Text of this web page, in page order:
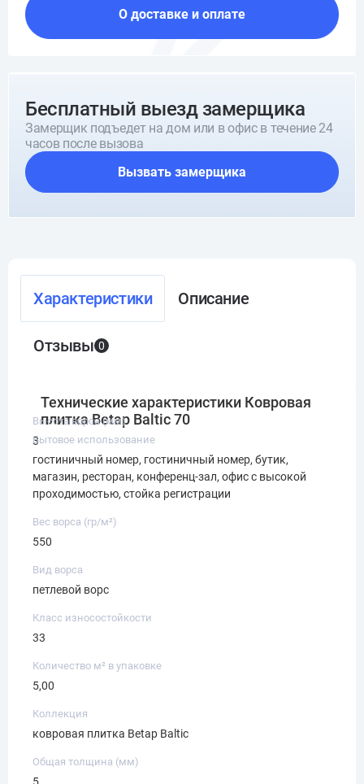
О доставке и оплате
Бесплатный выезд замерщика
Замерщик подъедет на дом или в офис в течение 24
часов после вызова
Вызвать замерщика
Характеристики Описание
Отзывы 0
Технические характеристики Ковровая
плитка Betap Baltic 70
Высота ворса (мм)
3
Бытовое использование
гостиничный номер, гостиничный номер, бутик,
магазин, ресторан, конференц-зал, офис с высокой
проходимостью, стойка регистрации
Вес ворса (гр/м²)
550
Вид ворса
петлевой ворс
Класс износостойкости
33
Количество м² в упаковке
5,00
Коллекция
ковровая плитка Betap Baltic
Общая толщина (мм)